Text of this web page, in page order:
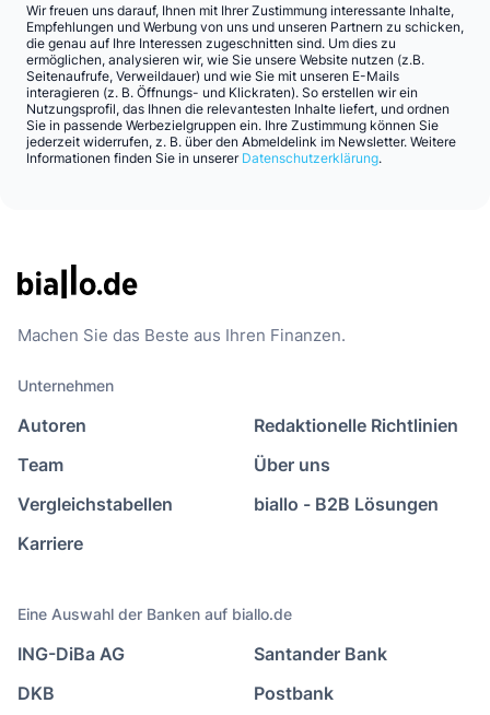
Wir freuen uns darauf, Ihnen mit Ihrer Zustimmung interessante Inhalte,
Empfehlungen und Werbung von uns und unseren Partnern zu schicken,
die genau auf Ihre Interessen zugeschnitten sind. Um dies zu
ermöglichen, analysieren wir, wie Sie unsere Website nutzen (z.B.
Seitenaufrufe, Verweildauer) und wie Sie mit unseren E-Mails
interagieren (z. B. Öffnungs- und Klickraten). So erstellen wir ein
Nutzungsprofil, das Ihnen die relevantesten Inhalte liefert, und ordnen
Sie in passende Werbezielgruppen ein. Ihre Zustimmung können Sie
jederzeit widerrufen, z. B. über den Abmeldelink im Newsletter. Weitere
Informationen finden Sie in unserer Datenschutzerklärung.
Machen Sie das Beste aus Ihren Finanzen.
Unternehmen
Autoren
Team
Vergleichstabellen
Karriere
Redaktionelle Richtlinien
Über uns
biallo - B2B Lösungen
Eine Auswahl der Banken auf biallo.de
ING-DiBa AG
DKB
Santander Bank
Postbank